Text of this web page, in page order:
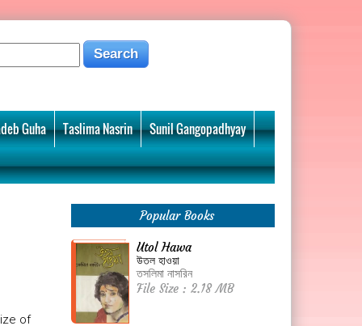
Guha Taslima Nasrin Sunil Gangopadhyay
of
Popular Books
Utol Hawa
উতল হাওয়া
তসলিমা নাসরিন
File Size : 2.18 MB